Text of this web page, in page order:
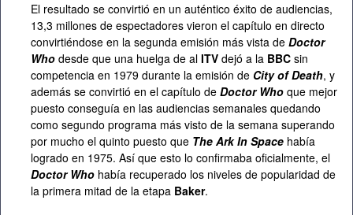
El resultado se convirtió en un auténtico éxito de audiencias,
13,3 millones de espectadores vieron el capítulo en directo
convirtiéndose en la segunda emisión más vista de Doctor
Who desde que una huelga de al ITV dejó a la BBC sin
competencia en 1979 durante la emisión de City of Death, y
además se convirtió en el capítulo de Doctor Who que mejor
puesto conseguía en las audiencias semanales quedando
como segundo programa más visto de la semana superando
por mucho el quinto puesto que The Ark In Space había
logrado en 1975. Así que esto lo confirmaba oficialmente, el
Doctor Who había recuperado los niveles de popularidad de
la primera mitad de la etapa Baker.